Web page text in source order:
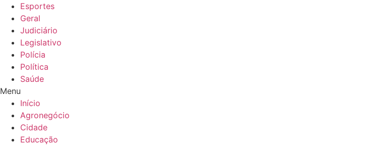
Esportes
Geral
Judiciário
Legislativo
Polícia
Política
Saúde
Menu
Início
Agronegócio
Cidade
Educação